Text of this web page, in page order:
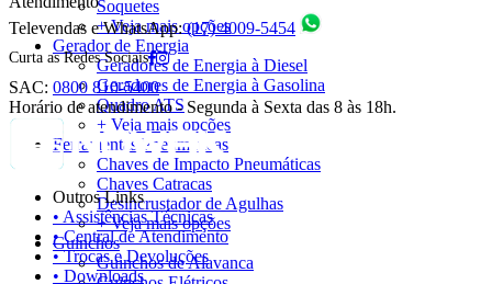
Soquetes
+ Veja mais opções
Gerador de Energia
Geradores de Energia à Diesel
Geradores de Energia à Gasolina
Quadro ATS
+ Veja mais opções
Ferramentas Pneumáticas
Chaves de Impacto Pneumáticas
Chaves Catracas
Desincrustador de Agulhas
+ Veja mais opções
Guinchos
Guinchos de Alavanca
Televendas e WhatsApp:(17) 4009-5454
Curta as Redes Sociais
SAC: 0800 810-5400
Horário de atendimento - Segunda à Sexta das 8 às 18h.
Outros Links
• Assistências Técnicas
• Central de Atendimento
• Trocas e Devoluções
• Downloads